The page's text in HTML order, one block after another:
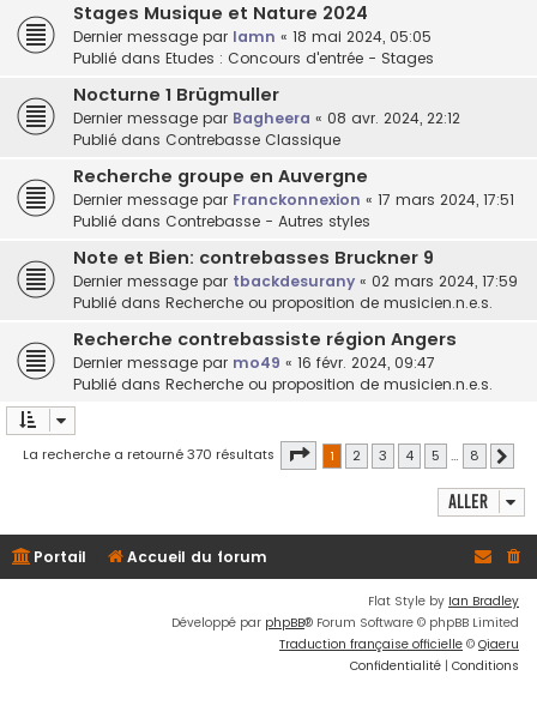
Stages Musique et Nature 2024
Dernier message par lamn « 18 mai 2024, 05:05
Publié dans Etudes : Concours d'entrée - Stages
Nocturne 1 Brügmuller
Dernier message par Bagheera « 08 avr. 2024, 22:12
Publié dans Contrebasse Classique
Recherche groupe en Auvergne
Dernier message par Franckonnexion « 17 mars 2024, 17:51
Publié dans Contrebasse - Autres styles
Note et Bien: contrebasses Bruckner 9
Dernier message par tbackdesurany « 02 mars 2024, 17:59
Publié dans Recherche ou proposition de musicien.n.e.s.
Recherche contrebassiste région Angers
Dernier message par mo49 « 16 févr. 2024, 09:47
Publié dans Recherche ou proposition de musicien.n.e.s.
La recherche a retourné 370 résultats Page 1sur8
1 2 3 4 5 … 8
Aller
Portail Accueil du forum
Flat Style by Ian Bradley
Développé par phpBB® Forum Software © phpBB Limited
Traduction française officielle © Qiaeru
Confidentialité | Conditions